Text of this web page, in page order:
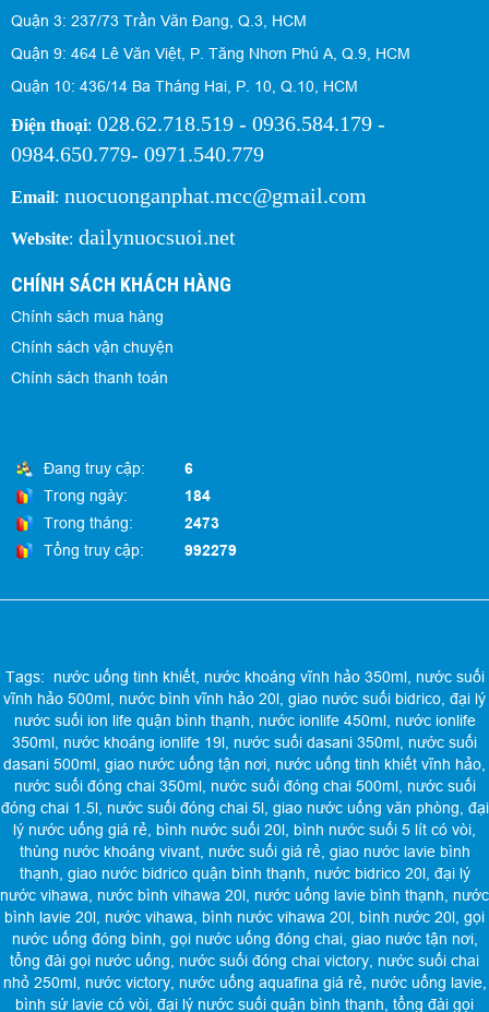
Quận 3: 237/73 Trần Văn Đang, Q.3, HCM
Quận 9: 464 Lê Văn Việt, P. Tăng Nhơn Phú A, Q.9, HCM
Quận 10: 436/14 Ba Tháng Hai, P. 10, Q.10, HCM
Điện thoại: 028.62.718.519 - 0936.584.179 -
0984.650.779- 0971.540.779
Email: nuocuonganphat.mcc@gmail.com
Website: dailynuocsuoi.net
CHÍNH SÁCH KHÁCH HÀNG
Chính sách mua hàng
Chính sách vận chuyện
Chính sách thanh toán
Đang truy cập:
6
Trong ngày:
184
Trong tháng:
2473
Tổng truy cập:
992279
Tags: nước uống tinh khiết, nước khoáng vĩnh hảo 350ml, nước suối
vĩnh hảo 500ml, nước bình vĩnh hảo 20l, giao nước suối bidrico, đại lý
nước suối ion life quận bình thạnh, nước ionlife 450ml, nước ionlife
350ml, nước khoáng ionlife 19l, nước suối dasani 350ml, nước suối
dasani 500ml, giao nước uống tận nơi, nước uống tinh khiết vĩnh hảo,
nước suối đóng chai 350ml, nước suối đóng chai 500ml, nước suối
đóng chai 1.5l, nước suối đóng chai 5l, giao nước uống văn phòng, đại
lý nước uống giá rẻ, bình nước suối 20l, bình nước suối 5 lít có vòi,
thùng nước khoáng vivant, nước suối giá rẻ, giao nước lavie bình
thạnh, giao nước bidrico quận bình thạnh, nước bidrico 20l, đại lý
nước vihawa, nước bình vihawa 20l, nước uống lavie bình thạnh, nước
bình lavie 20l, nước vihawa, bình nước vihawa 20l, bình nước 20l, gọi
nước uống đóng bình, gọi nước uống đóng chai, giao nước tận nơi,
tổng đài gọi nước uống, nước suối đóng chai victory, nước suối chai
nhỏ 250ml, nước victory, nước uống aquafina giá rẻ, nước uống lavie,
bình sứ lavie có vòi, đại lý nước suối quận bình thạnh, tổng đài gọi